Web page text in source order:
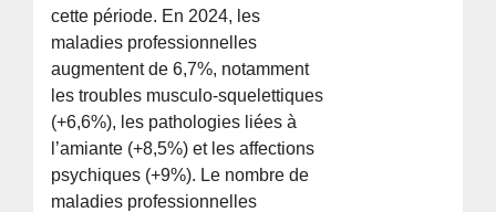
cette période. En 2024, les
maladies professionnelles
augmentent de 6,7%, notamment
les troubles musculo-squelettiques
(+6,6%), les pathologies liées à
l’amiante (+8,5%) et les affections
psychiques (+9%). Le nombre de
maladies professionnelles